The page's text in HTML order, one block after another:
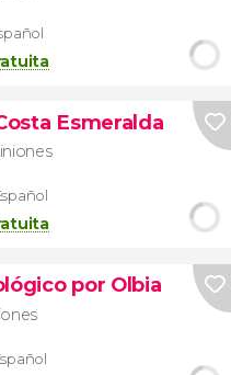
Esmeralda
por Olbia